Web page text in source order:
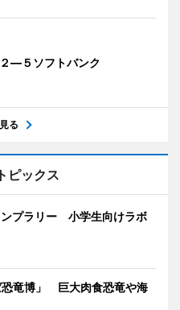
―５ソフトバンク
る
ピックス
プラリー 小学生向けラボ
恐竜博」 巨大肉食恐竜や海